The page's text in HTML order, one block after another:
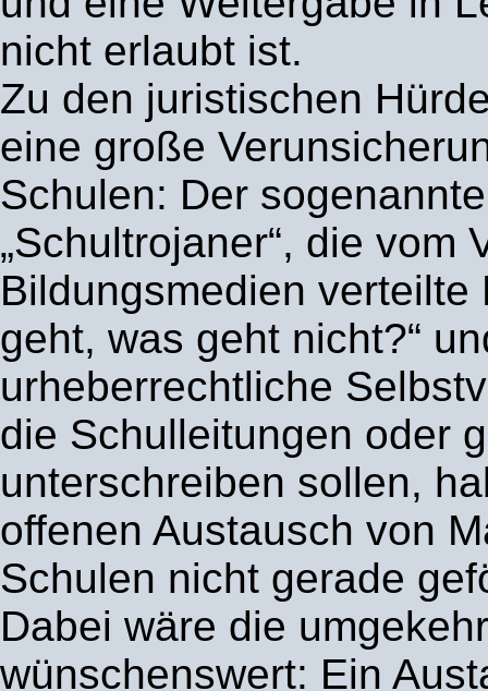
nicht erlaubt ist.
Zu den juristischen
eine große
Schulen: Der sogenannte
„Schultrojaner“, die vom
Bildungsmedien verteilte
geht, was geht nicht?“
urheberrechtliche
die Schulleitungen oder
unterschreiben sollen,
offenen Austausch von
Schulen nicht gerade
Dabei wäre die
wünschenswert: Ein